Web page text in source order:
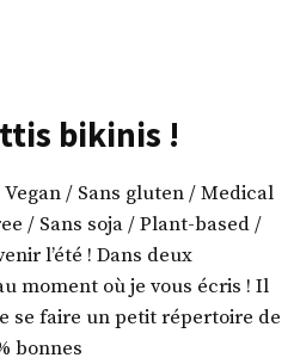
la
bolognaise
!
bikinis !
/ Sans gluten / Medical
/ Sans soja / Plant-based /
l’été ! Dans deux
moment où je vous écris ! Il
se faire un petit répertoire de
bonnes